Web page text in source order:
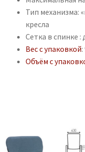
Тип механизма:
кресла
Сетка в спинке :
Вес с упаковкой
Объём с